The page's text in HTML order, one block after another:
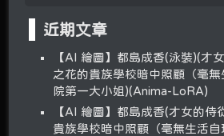
近期文章
【AI 繪圖】都島成香(泳裝)(才
之花的貴族學校暗中照顧（毫
院第一大小姐)(Anima-LoRA)
【AI 繪圖】都島成香(才女的侍
貴族學校暗中照顧（毫無生活